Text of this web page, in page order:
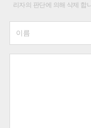
리자의 판단에 의해 삭제 합